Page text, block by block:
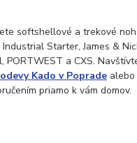
softshellové a trekové
Starter, James &
PORTWEST a CXS.
Kado v Poprade
priamo k vám domov.